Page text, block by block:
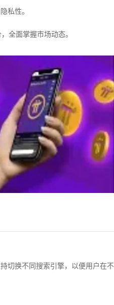
私性。
全面掌握市场动态。
切换不同搜索引擎，以便用户在